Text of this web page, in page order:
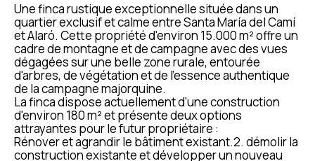
Une finca rustique exceptionnelle située dans un
quartier exclusif et calme entre Santa María del Camí
et Alaró. Cette propriété d'environ 15.000 m² offre un
cadre de montagne et de campagne avec des vues
dégagées sur une belle zone rurale, entourée
d'arbres, de végétation et de l'essence authentique
de la campagne majorquine.
La finca dispose actuellement d'une construction
d'environ 180 m² et présente deux options
attrayantes pour le futur propriétaire :
Rénover et agrandir le bâtiment existant.2. démolir la
construction existante et développer un nouveau